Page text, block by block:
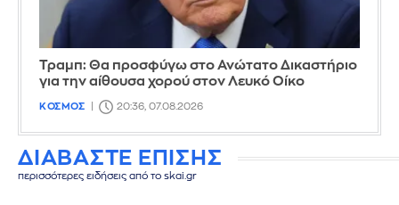
Τραμπ: Θα προσφύγω στο Ανώτατο Δικαστήριο
για την αίθουσα χορού στον Λευκό Οίκο
ΚΟΣΜΟΣ 20:36, 07.08.2026
ΔΙΑΒΑΣΤΕ ΕΠΙΣΗΣ
περισσότερες ειδήσεις από το skai.gr